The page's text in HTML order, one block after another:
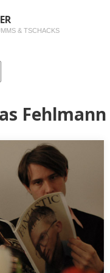
& TSCHACKS
Fehlmann